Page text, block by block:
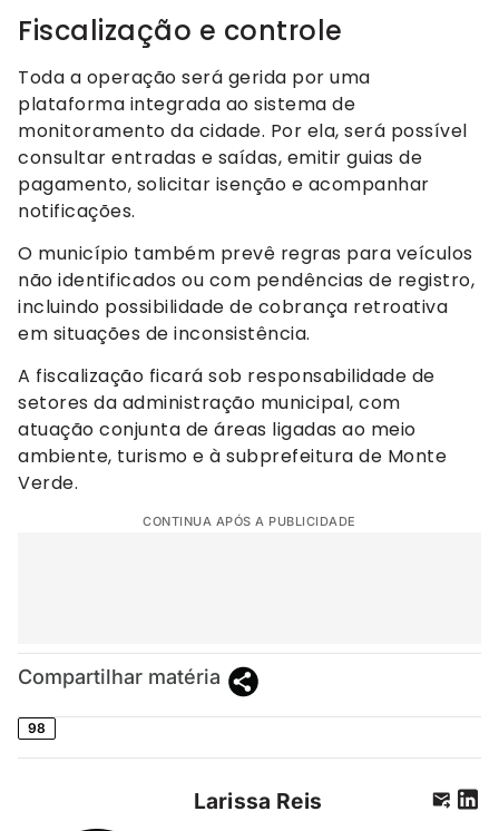
Fiscalização e controle
Toda a operação será gerida por uma
plataforma integrada ao sistema de
monitoramento da cidade. Por ela, será possível
consultar entradas e saídas, emitir guias de
pagamento, solicitar isenção e acompanhar
notificações.
O município também prevê regras para veículos
não identificados ou com pendências de registro,
incluindo possibilidade de cobrança retroativa
em situações de inconsistência.
A fiscalização ficará sob responsabilidade de
setores da administração municipal, com
atuação conjunta de áreas ligadas ao meio
ambiente, turismo e à subprefeitura de Monte
Verde.
CONTINUA APÓS A PUBLICIDADE
Compartilhar matéria
98
Larissa Reis